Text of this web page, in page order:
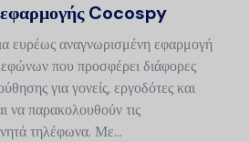
εφαρμογής Cocospy
ευρέως αναγνωρισμένη εφαρμογή
που προσφέρει διάφορες
για γονείς, εργοδότες και
να παρακολουθούν τις
τηλέφωνα. Με…